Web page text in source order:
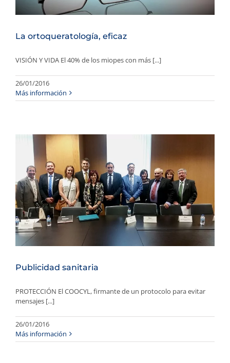
La ortoqueratología, eficaz
VISIÓN Y VIDA El 40% de los miopes con más [...]
26/01/2016
Más información
Publicidad sanitaria
PROTECCIÓN El COOCYL, firmante de un protocolo para evitar
mensajes [...]
26/01/2016
Más información